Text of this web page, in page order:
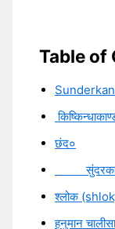
Table of
छंद०
श्लोक
हनुमान